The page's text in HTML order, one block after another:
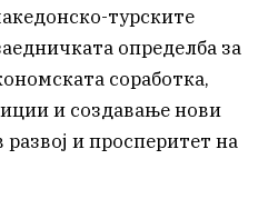
турските
определба за
соработка,
и создавање нови
и просперитет на